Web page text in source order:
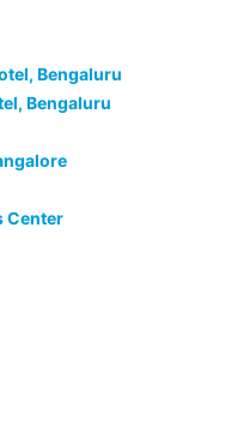
Bengaluru
Bengaluru
Center